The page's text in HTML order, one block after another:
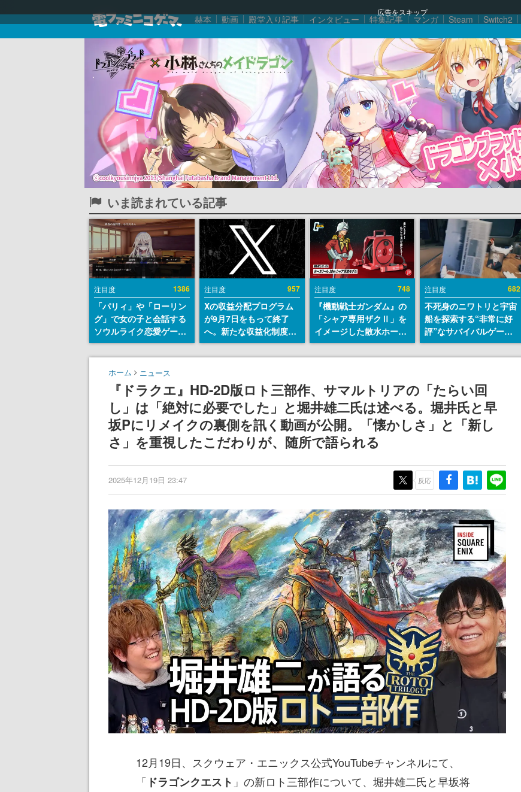
広告をスキップ
赫本 動画 殿堂入り記事 インタビュー 特集記事 マンガ Steam Switch2
いま読まれている記事
注目度 1386
「パリィ」や「ローリン
グ」で女の子と会話する
ソウルライク恋愛ゲーム
『小早川さんはソウルラ
イク』無料公開。返事に
失敗すると「YOU
DIED」
注目度 957
Xの収益分配プログラム
が9月7日をもって終了
へ。新たな収益化制度
「Original Content
Rewards Program」を
注目度 748
『機動戦士ガンダム』の
「シャア専用ザクⅡ」を
イメージした散水ホース
リールが予約開始。本体
にはシャアのパーソナル
どを配置
注目度 682
不死身のニワトリと宇宙
船を探索する“非常に好
評”なサバイバルゲーム
『Breathedge』が無料
で配布中。入手できる期
ホーム ニュース
『ドラクエ』HD-2D版ロト三部作、サマルトリアの「たらい回
し」は「絶対に必要でした」と堀井雄二氏は述べる。堀井氏と早
坂Pにリメイクの裏側を訊く動画が公開。「懐かしさ」と「新し
さ」を重視したこだわりが、随所で語られる
2025年12月19日 23:47 反応
12月19日、スクウェア・エニックス公式YouTubeチャンネルにて、
「 ドラゴンクエスト 」の新ロト三部作について、堀井雄二氏と早坂将